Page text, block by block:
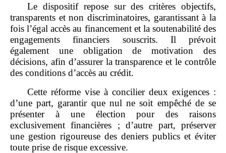
Le dispositif repose sur des critères objectifs,
transparents et non discriminatoires, garantissant à la
fois l’égal accès au financement et la soutenabilité des
engagements financiers souscrits. Il prévoit
également une obligation de motivation des
décisions, afin d’assurer la transparence et le contrôle
des conditions d’accès au crédit.
Cette réforme vise à concilier deux exigences :
d’une part, garantir que nul ne soit empêché de se
présenter à une élection pour des raisons
exclusivement financières ; d’autre part, préserver
une gestion rigoureuse des deniers publics et éviter
toute prise de risque excessive.